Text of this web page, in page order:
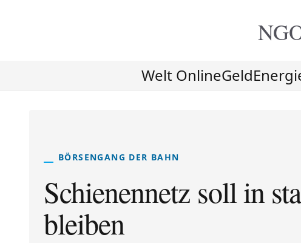
Welt OnlineGeld
BÖRSENGANG DER BAHN
Schienennetz soll in
bleiben